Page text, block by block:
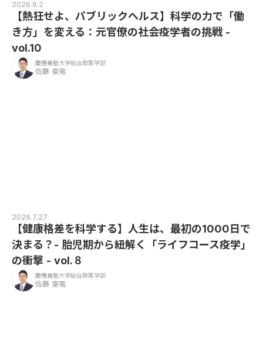
2026.8.2
【熱狂せよ、パブリックヘルス】科学の力で「働
き方」を変える：元官僚の社会疫学者の挑戦 -
vol.10
慶應義塾大学総合政策学部
佐藤 豪竜
2026.7.27
【健康格差を科学する】人生は、最初の1000日で
決まる？- 胎児期から紐解く「ライフコース疫学」
の衝撃 - vol.８
慶應義塾大学総合政策学部
佐藤 豪竜